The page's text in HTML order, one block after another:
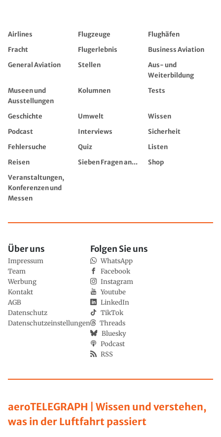
Airlines Flugzeuge
Flughäfen
Fracht
Flugerlebnis
Business Aviation
General Aviation
Stellen
Aus- und
Weiterbildung
Museen und
Ausstellungen
Kolumnen Tests
Geschichte Umwelt
Wissen
Podcast
Interviews
Sicherheit
Fehlersuche
Quiz
Listen
Reisen
Sieben Fragen an...
Shop
Veranstaltungen,
Konferenzen und
Messen
aeroTELEGRAPH | Wissen und verstehen,
was in der Luftfahrt passiert
Über uns
Impressum
Team
Werbung
Kontakt
AGB
Datenschutz
Datenschutzeinstellungen
Folgen Sie uns
WhatsApp
Facebook
Instagram
Youtube
LinkedIn
TikTok
Threads
Bluesky
Podcast
RSS